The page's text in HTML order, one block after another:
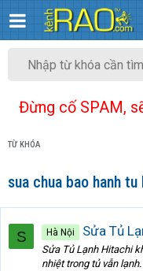
Đừng cố SPAM,
TỪ KHÓA
sua chua bao hanh tu
S Hà Nội Sửa Tủ
Sửa Tủ Lạnh Hitachi
nhiệt trong tủ vẫn